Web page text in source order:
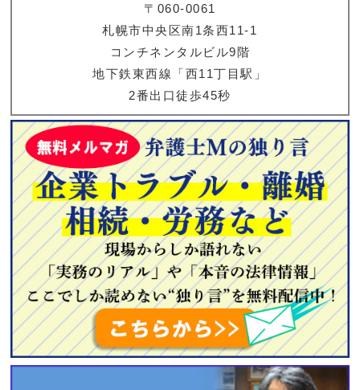
〒060-0061
札幌市中央区南1条西11-1
コンチネンタルビル9階
地下鉄東西線「西11丁目駅」
2番出口徒歩45秒